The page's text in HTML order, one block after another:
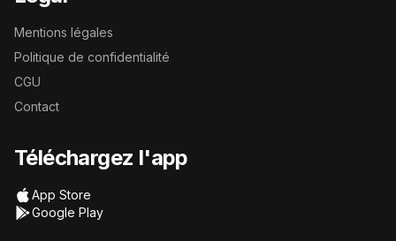
Mentions légales
Politique de confidentialité
CGU
Contact
Téléchargez l'app
App Store
Google Play